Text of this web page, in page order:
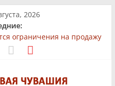
2026
ограничения на продажу
роста в одной локации